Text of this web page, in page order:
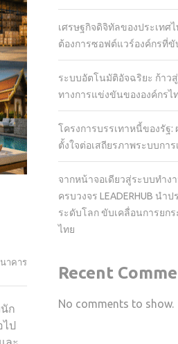
าคาร
ก
ไป
เศรษฐกิจดิจิทัลของประเทศไ
ต้องการซอฟต์แวร์องค์กรที่ขั
ระบบอัตโนมัติอัจฉริยะ ก้าว
ทางการแข่งขันขององค์กรไ
โครงการบรรเทาหนี้ของรัฐ:
ตั้งใจต่อเสถียรภาพระบบการ
จากหน้าจอเดียวสู่ระบบทำง
ครบวงจร LEADERHUB นำ
ระดับโลก ขับเคลื่อนการยก
ไทย
Recent
No comments to show.